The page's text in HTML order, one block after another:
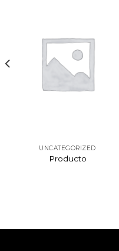
UNCATEGORIZED
Producto